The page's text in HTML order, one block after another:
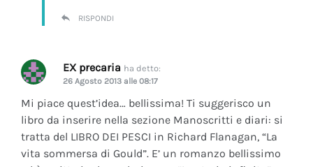
RISPONDI
EX precaria ha detto:
26 Agosto 2013 alle 08:17
Mi piace quest’idea… bellissima! Ti suggerisco un
libro da inserire nella sezione Manoscritti e diari: si
tratta del LIBRO DEI PESCI in Richard Flanagan, “La
vita sommersa di Gould”. E’ un romanzo bellissimo